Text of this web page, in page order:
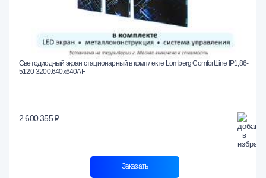
Светодиодный экран стационарный в комплекте Lomberg ComfortLine IP1,86-
5120-3200.640x640AF
2 600 355 ₽
Заказать